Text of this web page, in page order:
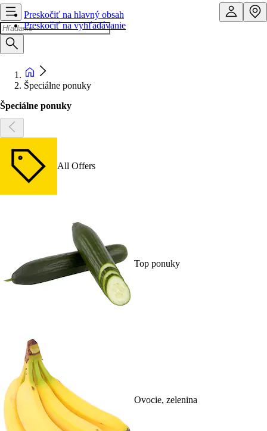
Preskočiť na hlavný obsah
Preskočiť na vyhľadávanie
Špeciálne ponuky
Špeciálne ponuky
All Offers
Top ponuky
Ovocie, zelenina